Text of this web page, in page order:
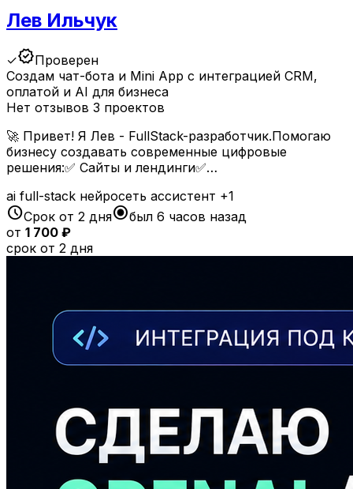
Лев Ильчук
✓verifiedПроверен
Создам чат-бота и Mini App с интеграцией CRM,
оплатой и AI для бизнеса
Нет отзывов 3 проектов
🚀 Привет! Я Лев - FullStack-разработчик.Помогаю
бизнесу создавать современные цифровые
решения:✅ Сайты и лендинги✅…
ai full-stack нейросеть ассистент +1
scheduleСрок от 2 дняradio_button_checkedбыл 6 часов назад
от 1 700 ₽
срок от 2 дня